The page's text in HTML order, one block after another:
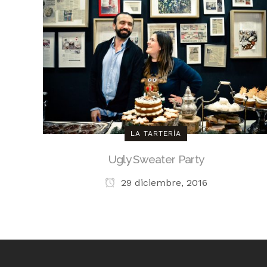
LA TARTERÍA
Ugly Sweater Party
29 diciembre, 2016